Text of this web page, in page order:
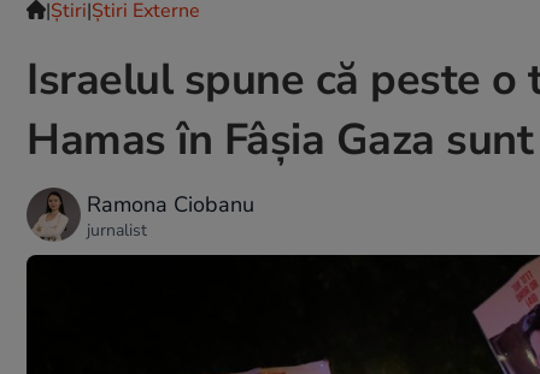
|Ştiri|Știri Externe
Israelul spune că peste
Hamas în Fâșia Gaza
Ramona Ciobanu
jurnalist